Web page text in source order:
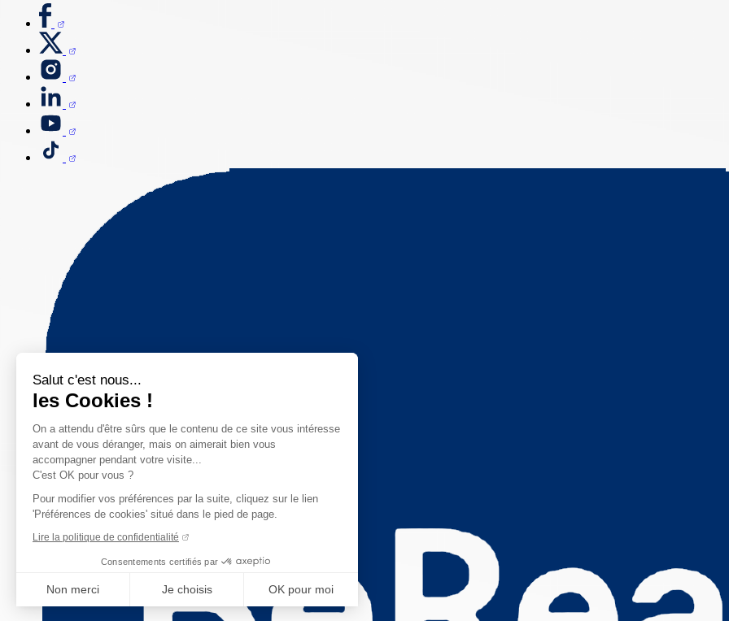
Salut c'est nous...
les Cookies !
On a attendu d'être sûrs que le contenu de ce site vous intéresse
avant de vous déranger, mais on aimerait bien vous
accompagner pendant votre visite...
C'est OK pour vous ?
Pour modifier vos préférences par la suite, cliquez sur le lien
'Préférences de cookies' situé dans le pied de page.
Lire la politique de confidentialité
Consentements certifiés par
Non merci Je choisis OK pour moi